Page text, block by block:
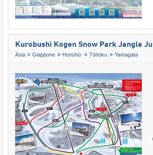
Kurobushi Kogen Snow Park Jangle
Asia Giappone Honshū Tōhoku Yamagata